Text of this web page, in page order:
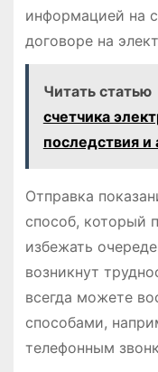
информацией на
договоре на
Читать статью
счетчика
последствия и
Отправка
способ, который
избежать
возникнут
всегда можете
способами,
телефонным